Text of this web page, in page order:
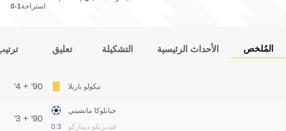
استراحة1-0
المُلخص الأحداث الرئيسية التشكيلة تعليق
نيكولو باريلا 90' + 4'
3:0
جيانلوكا مانشيني
فيديريكو ديماركو
90' + 3'